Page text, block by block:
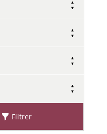
Filtrer